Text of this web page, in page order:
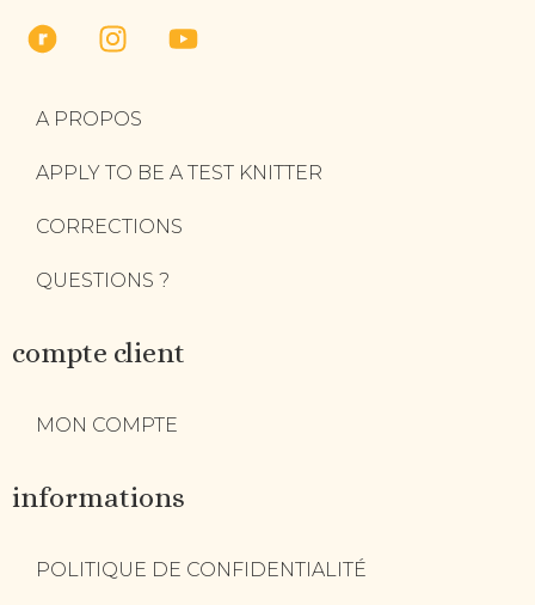
A PROPOS
APPLY TO BE A TEST KNITTER
CORRECTIONS
QUESTIONS ?
compte client
MON COMPTE
informations
POLITIQUE DE CONFIDENTIALITÉ